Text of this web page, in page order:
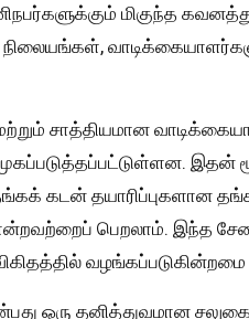
மிகுந்த
சாத்தியமான
இதன்
கடன் தயாரிப்புகளான
பெறலாம். இந்த
வழங்கப்படுகின்றமை
ஒரு தனித்துவமான